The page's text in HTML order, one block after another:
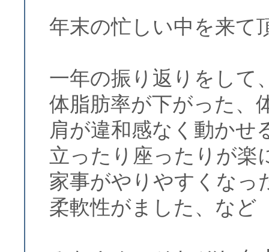
年末の忙しい中を来て
一年の振り返りをして
体脂肪率が下がった、
肩が違和感なく動かせ
立ったり座ったりが楽
家事がやりやすくなっ
柔軟性がました、など